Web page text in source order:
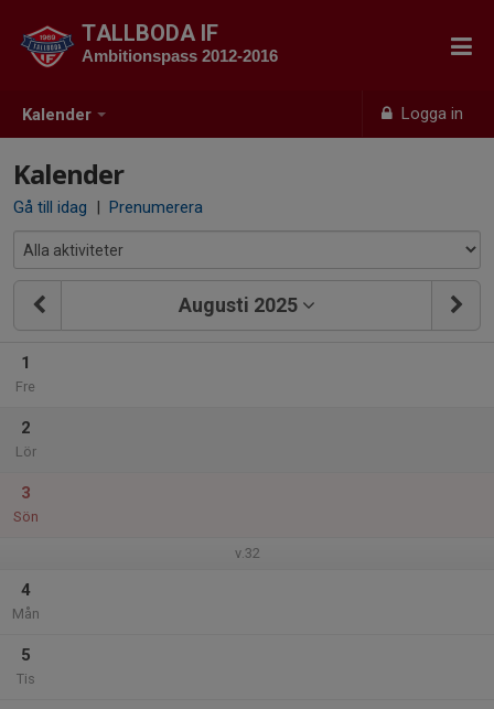
Kalender Logga in
TALLBODA IF
Ambitionspass 2012-2016
Kalender
Gå till idag | Prenumerera
Augusti 2025
1
Fre
2
Lör
3
Sön
v.32
4
Mån
5
Tis